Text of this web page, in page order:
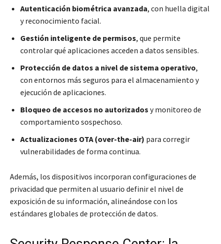
Autenticación biométrica avanzada, con huella digital
y reconocimiento facial.
Gestión inteligente de permisos, que permite
controlar qué aplicaciones acceden a datos sensibles.
Protección de datos a nivel de sistema operativo,
con entornos más seguros para el almacenamiento y
ejecución de aplicaciones.
Bloqueo de accesos no autorizados y monitoreo de
comportamiento sospechoso.
Actualizaciones OTA (over-the-air) para corregir
vulnerabilidades de forma continua.
Además, los dispositivos incorporan configuraciones de
privacidad que permiten al usuario definir el nivel de
exposición de su información, alineándose con los
estándares globales de protección de datos.